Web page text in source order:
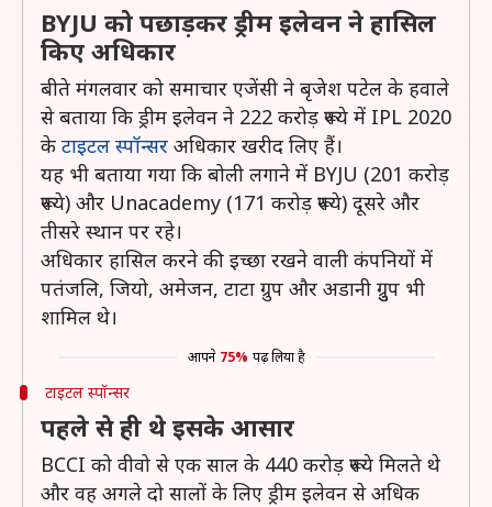
BYJU को पछाड़कर ड्रीम इलेवन ने हासिल
किए अधिकार
बीते मंगलवार को समाचार एजेंसी ने बृजेश पटेल के हवाले
से बताया कि ड्रीम इलेवन ने 222 करोड़ रूपये में IPL 2020
के टाइटल स्पॉन्सर अधिकार खरीद लिए हैं।
यह भी बताया गया कि बोली लगाने में BYJU (201 करोड़
रूपये) और Unacademy (171 करोड़ रूपये) दूसरे और
तीसरे स्थान पर रहे।
अधिकार हासिल करने की इच्छा रखने वाली कंपनियों में
पतंजलि, जियो, अमेजन, टाटा ग्रुप और अडानी ग्रुुप भी
शामिल थे।
आपने 75% पढ़ लिया है
टाइटल स्पॉन्सर
पहले से ही थे इसके आसार
BCCI को वीवो से एक साल के 440 करोड़ रूपये मिलते थे
और वह अगले दो सालों के लिए ड्रीम इलेवन से अधिक